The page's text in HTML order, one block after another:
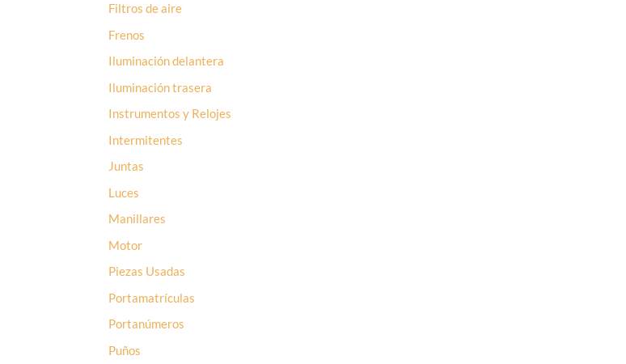
Filtros de aire
Frenos
Iluminación delantera
Iluminación trasera
Instrumentos y Relojes
Intermitentes
Juntas
Luces
Manillares
Motor
Piezas Usadas
Portamatrículas
Portanúmeros
Puños